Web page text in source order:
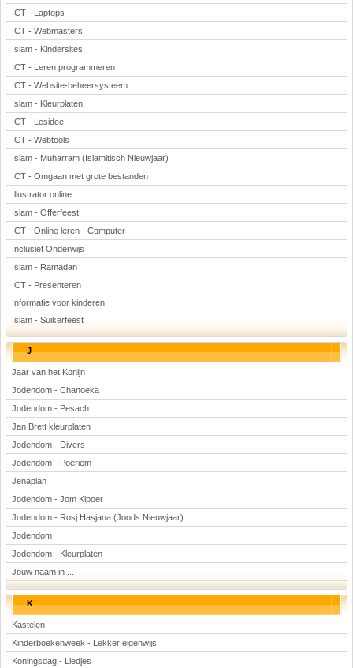
ICT - Laptops
ICT - Webmasters
Islam - Kindersites
ICT - Leren programmeren
ICT - Website-beheersysteem
Islam - Kleurplaten
ICT - Lesidee
ICT - Webtools
Islam - Muharram (Islamitisch Nieuwjaar)
ICT - Omgaan met grote bestanden
Illustrator online
Islam - Offerfeest
ICT - Online leren - Computer
Inclusief Onderwijs
Islam - Ramadan
ICT - Presenteren
Informatie voor kinderen
Islam - Suikerfeest
J
Jaar van het Konijn
Jodendom - Chanoeka
Jodendom - Pesach
Jan Brett kleurplaten
Jodendom - Divers
Jodendom - Poeriem
Jenaplan
Jodendom - Jom Kipoer
Jodendom - Rosj Hasjana (Joods Nieuwjaar)
Jodendom
Jodendom - Kleurplaten
Jouw naam in ...
K
Kastelen
Kinderboekenweek - Lekker eigenwijs
Koningsdag - Liedjes